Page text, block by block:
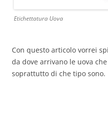
Etichettatura Uova
Con questo articolo vorrei
da dove arrivano le uova
soprattutto di che tipo sono.